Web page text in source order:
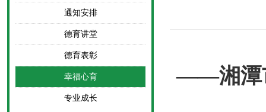
——湘潭
通知安排
德育讲堂
德育表彰
幸福心育
专业成长